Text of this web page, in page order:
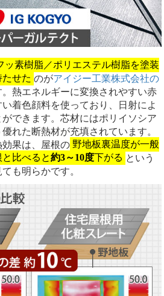
ッ素樹脂／ポリエステル樹脂を塗装
せた のがアイジー工業株式会社の
。熱エネルギーに変換されやすい赤
着色顔料を使っており、日射によ
できます。芯材にはポリイソシア
れた断熱材が充填されています。
果は、屋根の 野地板裏温度が一般
と比べると約3～10度 下がる という
も明らかです。